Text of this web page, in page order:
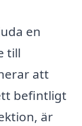
en
till
att
befintligt
är